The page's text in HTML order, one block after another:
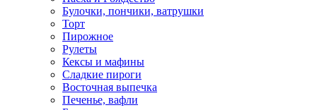
Булочки, пончики, ватрушки
Торт
Пирожное
Рулеты
Кексы и мафины
Сладкие пироги
Восточная выпечка
Печенье, вафли